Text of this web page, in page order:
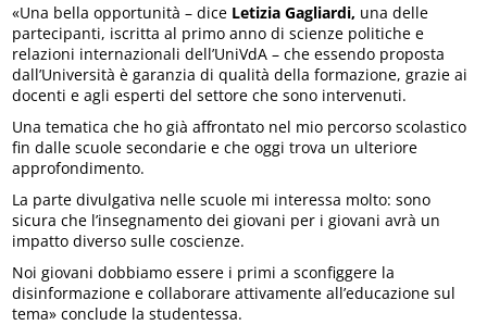
«Una bella opportunità – dice Letizia Gagliardi, una delle
partecipanti, iscritta al primo anno di scienze politiche e
relazioni internazionali dell’UniVdA – che essendo proposta
dall’Università è garanzia di qualità della formazione, grazie ai
docenti e agli esperti del settore che sono intervenuti.
Una tematica che ho già affrontato nel mio percorso scolastico
fin dalle scuole secondarie e che oggi trova un ulteriore
approfondimento.
La parte divulgativa nelle scuole mi interessa molto: sono
sicura che l’insegnamento dei giovani per i giovani avrà un
impatto diverso sulle coscienze.
Noi giovani dobbiamo essere i primi a sconfiggere la
disinformazione e collaborare attivamente all’educazione sul
tema» conclude la studentessa.